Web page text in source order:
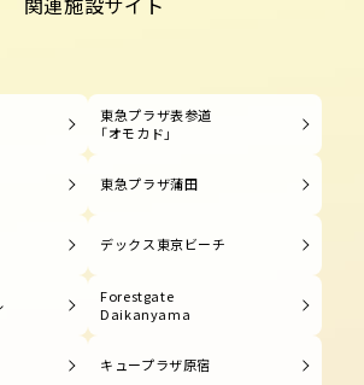
東急プラザ表参道
「オモカド」
東急プラザ蒲田
デックス東京ビーチ
Forestgate
Daikanyama
キュープラザ原宿